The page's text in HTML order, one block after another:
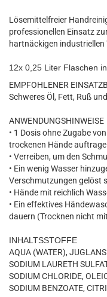
Lösemittelfreier
professionellen Einsatz
hartnäckigen
12x 0,25 Liter Flaschen
EMPFOHLENER
Schweres Öl, Fett, Ruß
ANWENDUNGSHINWEISE
• 1 Dosis ohne Zugabe
trockenen Hände
• Verreiben, um den
• Ein wenig Wasser
Verschmutzungen gelöst
• Hände mit reichlich
• Ein effektives
dauern (Trocknen nicht
INHALTSSTOFFE
AQUA (WATER),
SODIUM LAURETH
SODIUM CHLORIDE,
SODIUM BENZOATE,